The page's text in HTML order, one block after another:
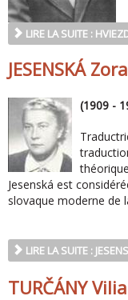
LIRE LA SUITE :
JESENSKÁ Zora
(1909 -
Jesenská est
slovaque moderne de
LIRE LA SUITE :
TURČÁNY